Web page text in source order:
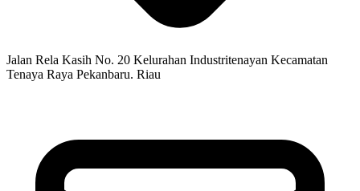
Jalan Rela Kasih No. 20 Kelurahan Industritenayan Kecamatan
Tenaya Raya Pekanbaru. Riau